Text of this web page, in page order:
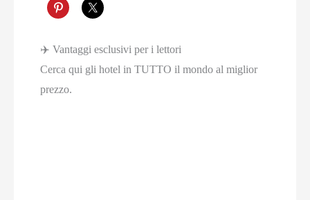
✈️ Vantaggi esclusivi per i lettori
Cerca qui gli hotel in TUTTO il mondo al miglior
prezzo.